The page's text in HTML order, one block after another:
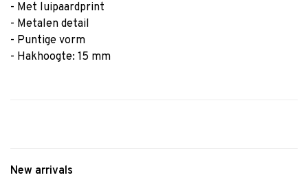
- Met luipaardprint
- Metalen detail
- Puntige vorm
- Hakhoogte: 15 mm
New arrivals